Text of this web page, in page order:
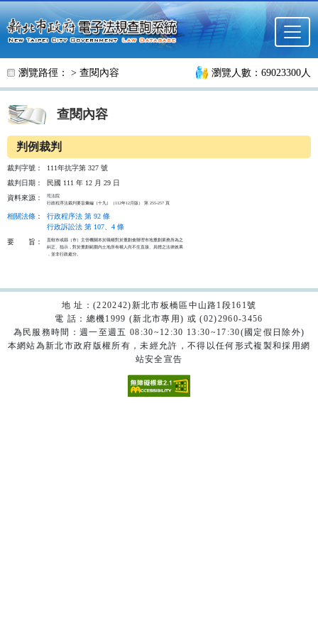
跳至主要內容
瀏覽路徑： > 查閱內容 瀏覽人數：69023300人
查閱內容
判例裁判
裁判字號：
111年抗字第 327 號
裁判日期：
民國 111 年 12 月 29 日
資料來源：
司法院
行政程序法裁判要旨彙編（十九）（112年12月版） 第 255-257 頁
相關法條 ：
行政程序法 第 92 條
行政訴訟法 第 107、4 條
要
旨：
直轄市或縣（市）主管機關本於職權對於重劃會辦理市地重劃業務所為之
糾正、指示，對於重劃範圍內土地所有權人尚不生直接、具體之法律效果
，並非行政處分。
地 址：(220242)新北市板橋區中山路1段161號
電 話：總機1999 (新北市專用) 或 (02)2960-3456
為民服務時間：週一至週五 08:30~12:30 13:30~17:30(國定假日除外)
本網站為新北市政府版權所有，未經允許，不得以任何形式複製和採用網
站安全宣告